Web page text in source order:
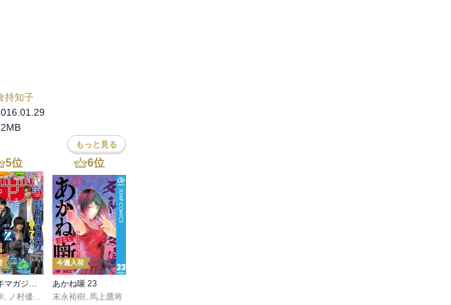
持知子
もっと見る
5位
, ノ村優介 真島ヒロ,宮島礼吏,新川直司
6位
今週入荷
あかね噺 23
末永裕樹 馬上鷹将